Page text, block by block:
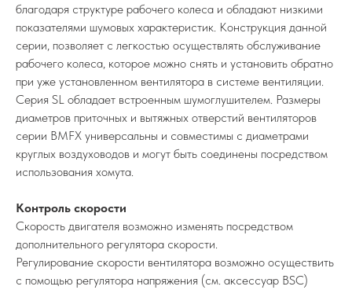
благодаря структуре рабочего колеса и обладают низкими
показателями шумовых характеристик. Конструкция данной
серии, позволяет с легкостью осуществлять обслуживание
рабочего колеса, которое можно снять и установить обратно
при уже установленном вентилятора в системе вентиляции.
Серия SL обладает встроенным шумоглушителем. Размеры
диаметров приточных и вытяжных отверстий вентиляторов
серии BMFX универсальны и совместимы с диаметрами
круглых воздуховодов и могут быть соединены посредством
использования хомута.
Контроль скорости
Скорость двигателя возможно изменять посредством
дополнительного регулятора скорости.
Регулирование скорости вентилятора возможно осуществить
с помощью регулятора напряжения (см. аксессуар BSC)